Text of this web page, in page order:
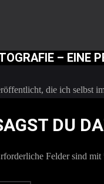
– EINE
die ich selbst
DU
Felder sind mit